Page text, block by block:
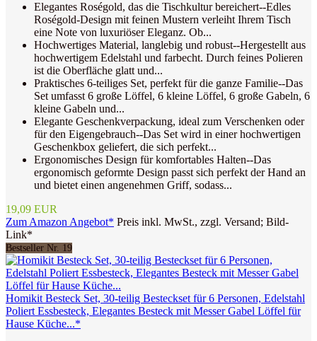
Elegantes Roségold, das die Tischkultur bereichert--Edles
Roségold-Design mit feinen Mustern verleiht Ihrem Tisch
eine Note von luxuriöser Eleganz. Ob...
Hochwertiges Material, langlebig und robust--Hergestellt aus
hochwertigem Edelstahl und farbecht. Durch feines Polieren
ist die Oberfläche glatt und...
Praktisches 6-teiliges Set, perfekt für die ganze Familie--Das
Set umfasst 6 große Löffel, 6 kleine Löffel, 6 große Gabeln, 6
kleine Gabeln und...
Elegante Geschenkverpackung, ideal zum Verschenken oder
für den Eigengebrauch--Das Set wird in einer hochwertigen
Geschenkbox geliefert, die sich perfekt...
Ergonomisches Design für komfortables Halten--Das
ergonomisch geformte Design passt sich perfekt der Hand an
und bietet einen angenehmen Griff, sodass...
19,09 EUR
Zum Amazon Angebot* Preis inkl. MwSt., zzgl. Versand; Bild-
Link*
Bestseller Nr. 19
Homikit Besteck Set, 30-teilig Besteckset für 6 Personen, Edelstahl
Poliert Essbesteck, Elegantes Besteck mit Messer Gabel Löffel für
Hause Küche...*